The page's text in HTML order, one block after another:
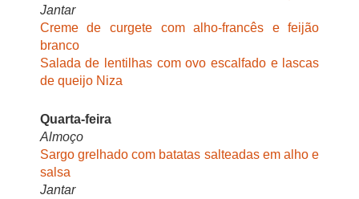
Jantar
Creme de curgete com alho-francês e feijão
branco
Salada de lentilhas com ovo escalfado e lascas
de queijo Niza
Quarta-feira
Almoço
Sargo grelhado com batatas salteadas em alho e
salsa
Jantar